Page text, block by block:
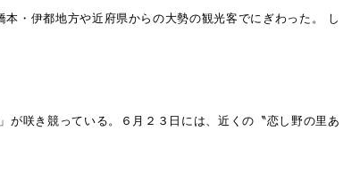
・伊都地方や近府県からの大勢の観光客でにぎわった。 し
咲き競っている。６月２３日には、近くの〝恋し野の里あ